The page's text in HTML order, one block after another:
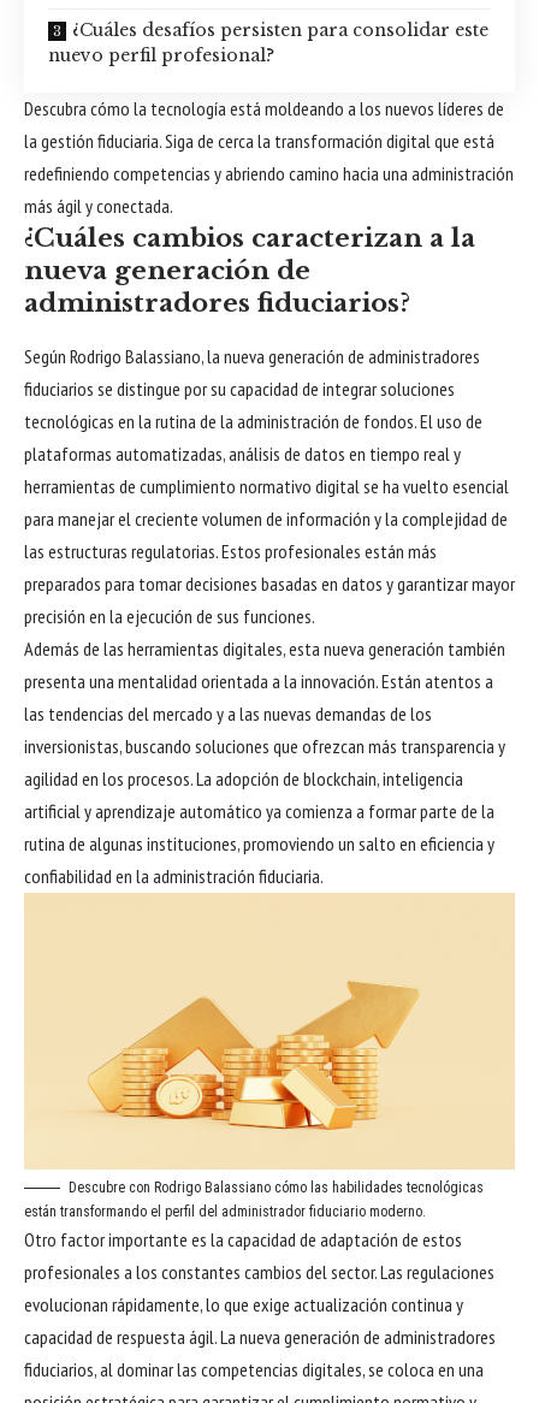
¿Cuáles desafíos persisten para consolidar este
nuevo perfil profesional?
Descubra cómo la tecnología está moldeando a los nuevos líderes de
la gestión fiduciaria. Siga de cerca la transformación digital que está
redefiniendo competencias y abriendo camino hacia una administración
más ágil y conectada.
¿Cuáles cambios caracterizan a la
nueva generación de
administradores fiduciarios?
Según Rodrigo Balassiano, la nueva generación de administradores
fiduciarios se distingue por su capacidad de integrar soluciones
tecnológicas en la rutina de la administración de fondos. El uso de
plataformas automatizadas, análisis de datos en tiempo real y
herramientas de cumplimiento normativo digital se ha vuelto esencial
para manejar el creciente volumen de información y la complejidad de
las estructuras regulatorias. Estos profesionales están más
preparados para tomar decisiones basadas en datos y garantizar mayor
precisión en la ejecución de sus funciones.
Además de las herramientas digitales, esta nueva generación también
presenta una mentalidad orientada a la innovación. Están atentos a
las tendencias del mercado y a las nuevas demandas de los
inversionistas, buscando soluciones que ofrezcan más transparencia y
agilidad en los procesos. La adopción de blockchain, inteligencia
artificial y aprendizaje automático ya comienza a formar parte de la
rutina de algunas instituciones, promoviendo un salto en eficiencia y
confiabilidad en la administración fiduciaria.
Descubre con Rodrigo Balassiano cómo las habilidades tecnológicas
están transformando el perfil del administrador fiduciario moderno.
Otro factor importante es la capacidad de adaptación de estos
profesionales a los constantes cambios del sector. Las regulaciones
evolucionan rápidamente, lo que exige actualización continua y
capacidad de respuesta ágil. La nueva generación de administradores
fiduciarios, al dominar las competencias digitales, se coloca en una